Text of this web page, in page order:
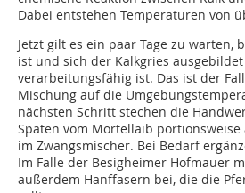
Dabei entstehen Temperaturen von
Jetzt gilt es ein paar Tage zu warten,
ist und sich der Kalkgries
verarbeitungsfähig ist. Das ist der
Mischung auf die
nächsten Schritt stechen die
Spaten vom Mörtellaib
im Zwangsmischer. Bei Bedarf
Im Falle der Besigheimer Hofmauer
außerdem Hanffasern bei, die die